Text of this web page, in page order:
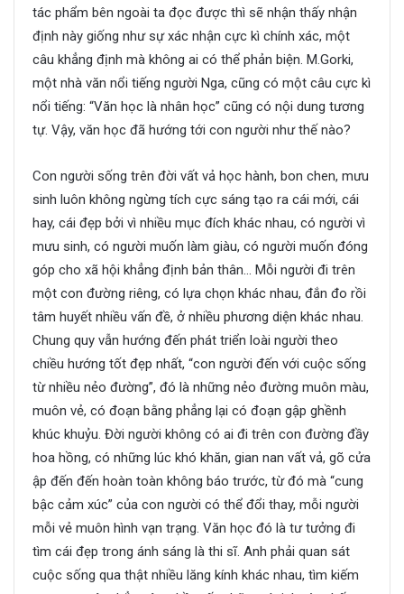
tác phẩm bên ngoài ta đọc được thì sẽ nhận thấy nhận
định này giống như sự xác nhận cực kì chính xác, một
câu khẳng định mà không ai có thể phản biện. M.Gorki,
một nhà văn nổi tiếng người Nga, cũng có một câu cực kì
nổi tiếng: “Văn học là nhân học” cũng có nội dung tương
tự. Vậy, văn học đã hướng tới con người như thế nào?
Con người sống trên đời vất vả học hành, bon chen, mưu
sinh luôn không ngừng tích cực sáng tạo ra cái mới, cái
hay, cái đẹp bởi vì nhiều mục đích khác nhau, có người vì
mưu sinh, có người muốn làm giàu, có người muốn đóng
góp cho xã hội khẳng định bản thân… Mỗi người đi trên
một con đường riêng, có lựa chọn khác nhau, đắn đo rồi
tâm huyết nhiều vấn đề, ở nhiều phương diện khác nhau.
Chung quy vẫn hướng đến phát triển loài người theo
chiều hướng tốt đẹp nhất, “con người đến với cuộc sống
từ nhiều nẻo đường”, đó là những nẻo đường muôn màu,
muôn vẻ, có đoạn bằng phẳng lại có đoạn gập ghềnh
khúc khuỷu. Đời người không có ai đi trên con đường đầy
hoa hồng, có những lúc khó khăn, gian nan vất vả, gõ cửa
ập đến đến hoàn toàn không báo trước, từ đó mà “cung
bậc cảm xúc” của con người có thể đổi thay, mỗi người
mỗi vẻ muôn hình vạn trạng. Văn học đó là tư tưởng đi
tìm cái đẹp trong ánh sáng là thi sĩ. Anh phải quan sát
cuộc sống qua thật nhiều lăng kính khác nhau, tìm kiếm